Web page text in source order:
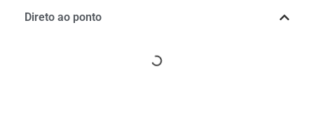
Direto ao ponto